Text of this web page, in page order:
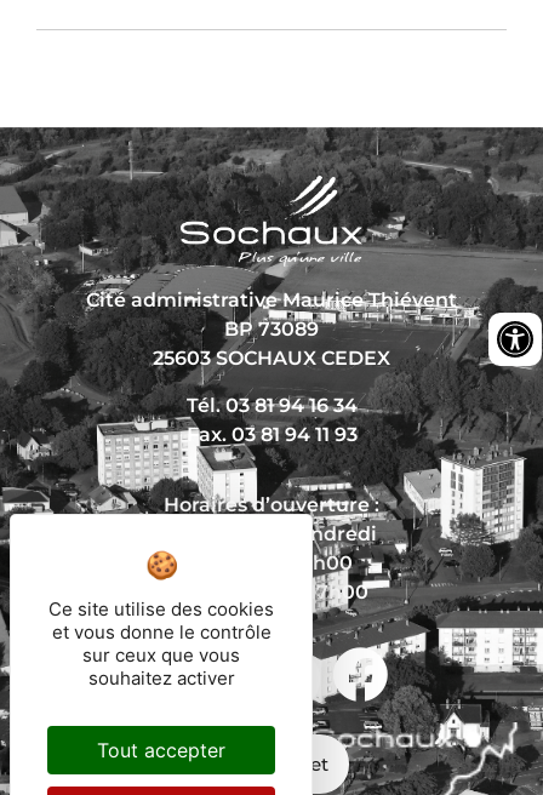
Cité administrative Maurice Thiévent
BP 73089
25603 SOCHAUX CEDEX
Tél. 03 81 94 16 34
Fax. 03 81 94 11 93
Horaires d’ouverture :
Du lundi au vendredi
De 8h30 à 12h00
Et de 13h30 à 17h00
Nous écrire
Mon trajet
Ce site utilise des cookies
et vous donne le contrôle
sur ceux que vous
souhaitez activer
Tout accepter